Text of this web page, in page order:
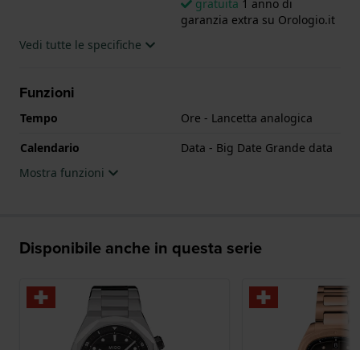
gratuita 1 anno di
garanzia extra su Orologio.it
Vedi tutte le specifiche
Funzioni
Tempo
Ore - Lancetta analogica
Calendario
Data - Big Date Grande data
Mostra funzioni
Disponibile anche in questa serie